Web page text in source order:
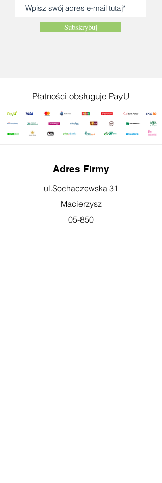
Subskrybuj
Płatności obsługuje PayU
Adres Firmy
ul.Sochaczewska 31
Macierzysz
05-850